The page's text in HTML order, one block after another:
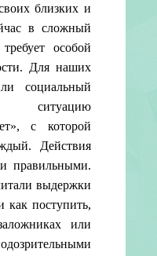
близких и
в сложный
особой
Для наших
социальный
ситуацию
с которой
Действия
правильными.
выдержки
как поступить,
или